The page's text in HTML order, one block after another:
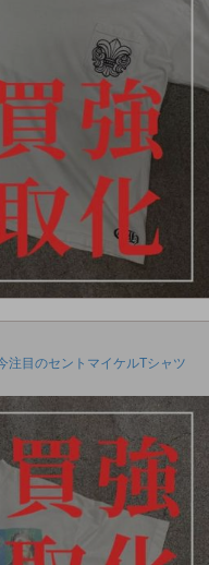
注目のセントマイケルTシャツ